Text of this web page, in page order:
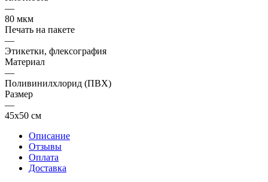
—
80 мкм
Печать на пакете
—
Этикетки, флексография
Материал
—
Поливинилхлорид (ПВХ)
Размер
—
45х50 см
Описание
Отзывы
Оплата
Доставка